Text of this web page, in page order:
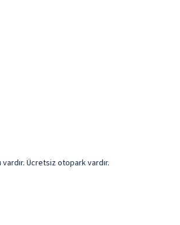
Ücretsiz otopark vardır.